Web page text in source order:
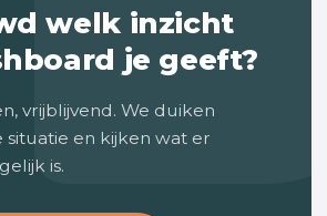
welk inzicht
je geeft?
vrijblijvend. We duiken
situatie en kijken wat er
is.